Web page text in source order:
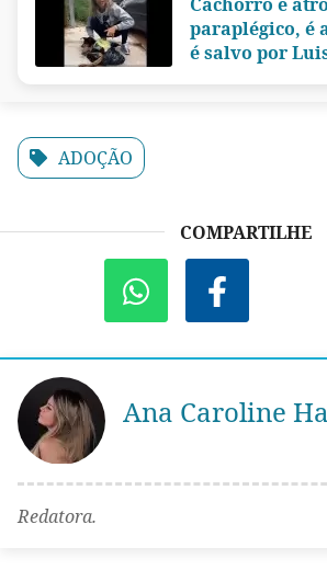
paraplégico, é
é salvo por
ADOÇÃO
COMPARTILHE
Ana Caroline
Redatora.